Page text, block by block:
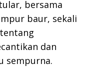
bersama
baur, sekali
dan
sempurna.